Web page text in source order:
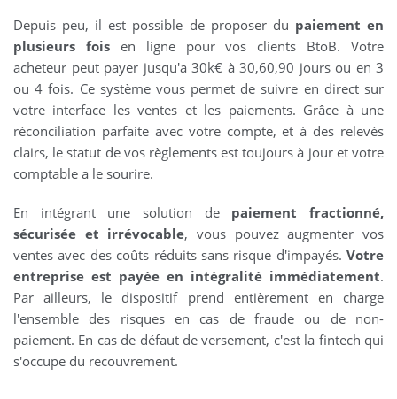
Depuis peu, il est possible de proposer du paiement en
plusieurs foisen ligne pour vos clients BtoB. Votre
acheteur peut payer jusqu'a 30k€ à 30,60,90 jours ou en 3
ou 4 fois. Ce système vous permet de suivre en direct sur
votre interface les ventes et les paiements. Grâce à une
réconciliation parfaite avec votre compte, et à des relevés
clairs, le statut de vos règlements est toujours à jour et votre
comptable a le sourire.
En intégrant une solution de paiement fractionné,
sécurisée et irrévocable, vous pouvez augmenter vos
ventes avec des coûts réduits sans risque d'impayés. Votre
entreprise est payée en intégralité immédiatement.
Par ailleurs, le dispositif prend entièrement en charge
l'ensemble des risques en cas de fraude ou de non-
paiement. En cas de défaut de versement, c'est la fintech qui
s'occupe du recouvrement.